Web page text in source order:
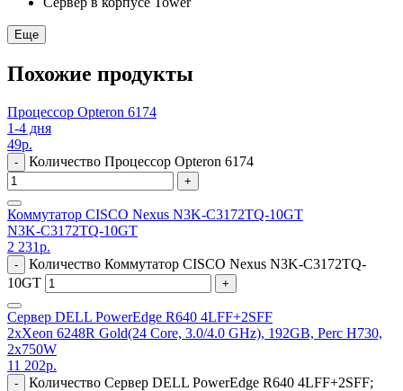
Еще
Похожие продукты
Процессор Opteron 6174
1-4 дня
49р.
- Количество Процессор Opteron 6174
+
Коммутатор CISCO Nexus N3K-C3172TQ-10GT
N3K-C3172TQ-10GT
2 231р.
-
Количество Коммутатор CISCO Nexus N3K-C3172TQ-
10GT
+
Сервер DELL PowerEdge R640 4LFF+2SFF
2xXeon 6248R Gold(24 Core, 3.0/4.0 GHz), 192GB, Perc H730,
2x750W
11 202р.
-
Количество Сервер DELL PowerEdge R640 4LFF+2SFF;